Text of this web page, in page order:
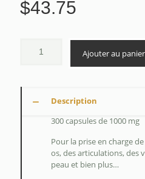
$43.75
Ajouter au panier
Description
300 capsules de 1000 mg
Pour la prise en charge
os, des articulations, des
peau et bien plus…